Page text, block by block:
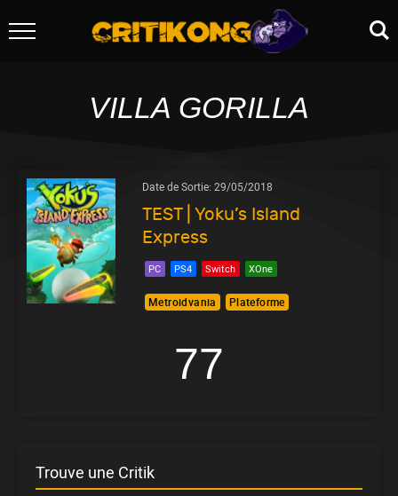
VILLA GORILLA
Date de Sortie: 29/05/2018
TEST | Yoku’s Island
Express
PC PS4 Switch XOne
Metroidvania Plateforme
77
Trouve une Critik